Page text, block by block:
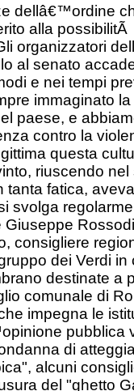
dellâ€™ordine
alla
organizzatori
al senato
e nei tempi
immaginato
paese, e
contro la
questa
riuscendo nel
fatica,
svolga
consigliere
dei Verdi
destinate a
comunale di
impegna le
pubblica
di
alcuni
del "ghetto